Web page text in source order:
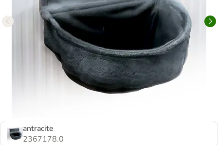
antracite
2367178.0